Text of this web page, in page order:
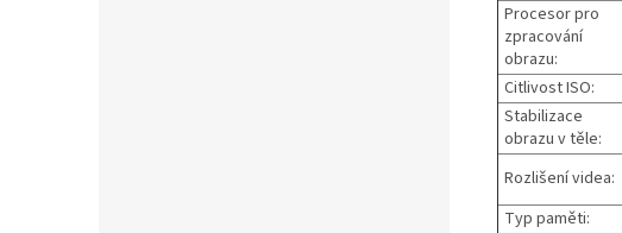
Procesor pro
zpracování
obrazu:
Citlivost ISO:
Stabilizace
obrazu v těle:
Rozlišení videa:
Typ paměti: